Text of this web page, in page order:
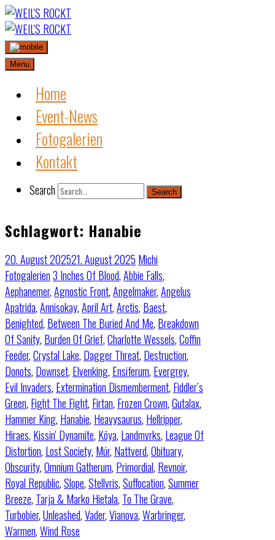
Skip
to
content
Menu
Home
Event-News
Fotogalerien
Kontakt
Search Search
Schlagwort: Hanabie
20. August 202521. August 2025 Michi
Fotogalerien3 Inches Of Blood,Abbie Falls,
Aephanemer,Agnostic Front,Angelmaker,Angelus
Apatrida,Annisokay,April Art,Arctis, Baest,
Benighted, Between The Buried And Me, Breakdown
Of Sanity, Burden Of Grief,Charlotte Wessels,Coffin
Feeder,Crystal Lake, Dagger Threat, Destruction,
Donots, Downset, Elvenking, Ensiferum, Evergrey,
Evil Invaders, Extermination Dismemberment, Fiddler’s
Green, Fight The Fight, Firtan, Frozen Crown,Gutalax,
Hammer King, Hanabie, Heavysaurus, Hellripper,
Hiraes, Kissin' Dynamite, Kōya, Landmvrks, League Of
Distortion, Lost Society, Múr, Nattverd,Obituary,
Obscurity,Omnium Gatherum, Primordial, Revnoir,
Royal Republic,Slope,Stellvris,Suffocation,Summer
Breeze, Tarja & Marko Hietala, To The Grave,
Turbobier,Unleashed,Vader,Vianova,Warbringer,
Warmen,Wind Rose